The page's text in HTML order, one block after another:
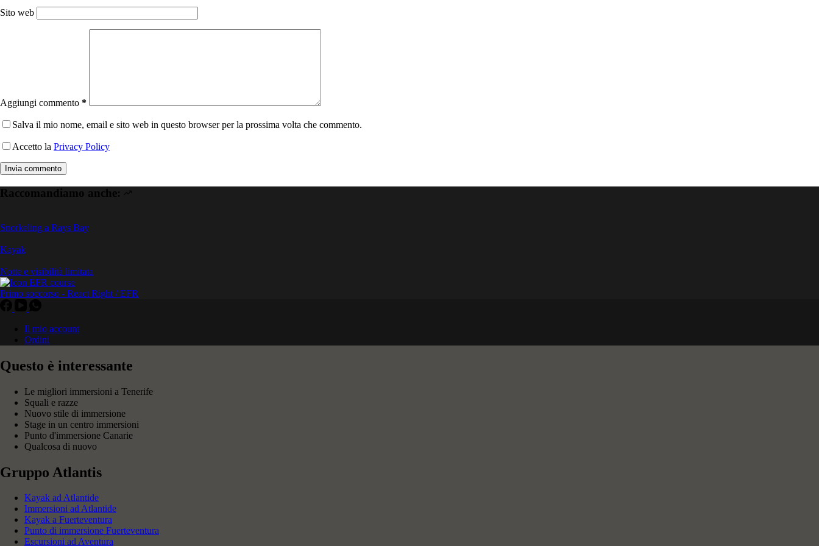
Sito web
Aggiungi commento *
Salva il mio nome, email e sito web in questo browser per la prossima volta che commento.
Accetto la Privacy Policy
Invia commento
Raccomandiamo anche:
Snorkeling a Rays Bay
Kayak
Notte e visibilità limitata
Primo soccorso - React Right / EFR
Il mio account
Ordini
Questo è interessante
Le migliori immersioni a Tenerife
Squali e razze
Nuovo stile di immersione
Stage in un centro immersioni
Punto d'immersione Canarie
Qualcosa di nuovo
Gruppo Atlantis
Kayak ad Atlantide
Immersioni ad Atlantide
Kayak a Fuerteventura
Punto di immersione Fuerteventura
Escursioni ad Aventura